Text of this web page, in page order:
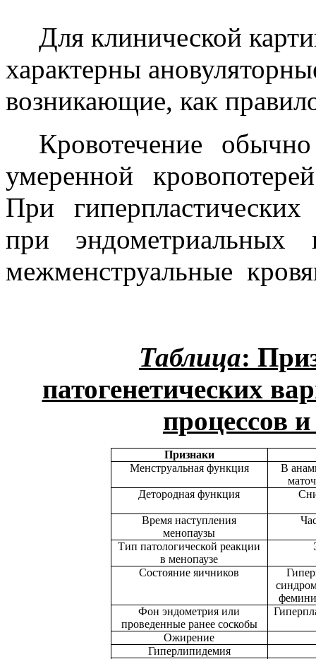
Для клинической
характерны
возникающие, как
Кровотечение
умеренной
При
при эндометриальных
межменструальные
Таблица:
патогенетических
процессов
Признаки
Менструальная функция
В
Детородная функция
Время наступления
менопаузы
Тип патологической реакции
в менопаузе
Состояние яичников
Фон эндометрия или
проведенные ранее соскобы
Ожирение
Гиперлипидемия